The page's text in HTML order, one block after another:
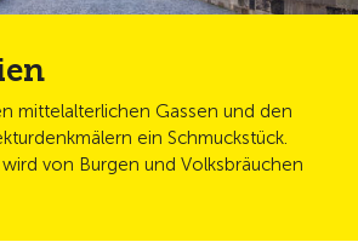
mittelalterlichen Gassen und den
ein Schmuckstück.
von Burgen und Volksbräuchen